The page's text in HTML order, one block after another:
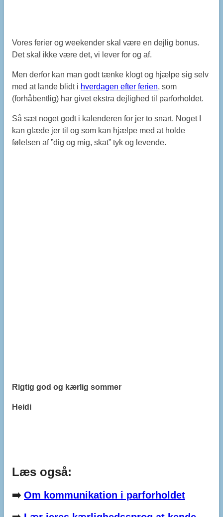
Vores ferier og weekender skal være en dejlig bonus.
Det skal ikke være det, vi lever for og af.
Men derfor kan man godt tænke klogt og hjælpe sig selv
med at lande blidt i hverdagen efter ferien, som
(forhåbentlig) har givet ekstra dejlighed til parforholdet.
Så sæt noget godt i kalenderen for jer to snart. Noget I
kan glæde jer til og som kan hjælpe med at holde
følelsen af ”dig og mig, skat” tyk og levende.
Rigtig god og kærlig sommer
Heidi
Læs også:
➡️ Om kommunikation i parforholdet